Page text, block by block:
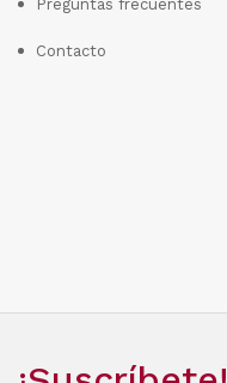
Preguntas frecuentes
Contacto